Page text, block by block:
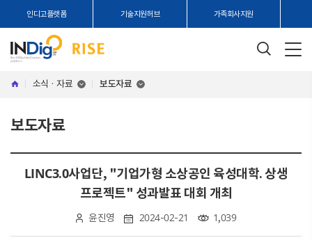
인디고플랫폼 기술지원허브 가족회사지원
소식 · 자료 보도자료
보도자료
LINC3.0사업단, "기업가형 소상공인 육성대학. 상생
프로젝트" 성과발표 대회 개최
윤진영 2024-02-21 1,039